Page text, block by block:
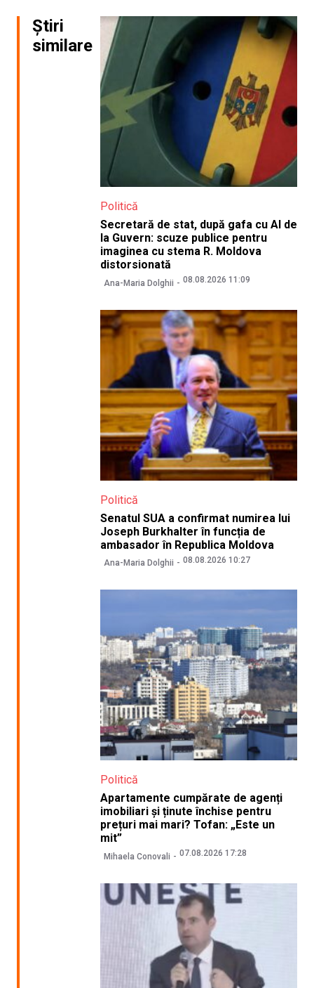
Știri
similare
Politică
Secretară de stat, după gafa cu AI de
la Guvern: scuze publice pentru
imaginea cu stema R. Moldova
distorsionată
Ana-Maria Dolghii 08.08.2026 11:09
Politică
Senatul SUA a confirmat numirea lui
Joseph Burkhalter în funcția de
ambasador în Republica Moldova
Ana-Maria Dolghii 08.08.2026 10:27
Politică
Apartamente cumpărate de agenți
imobiliari și ținute închise pentru
prețuri mai mari? Tofan: „Este un
mit”
Mihaela Conovali 07.08.2026 17:28